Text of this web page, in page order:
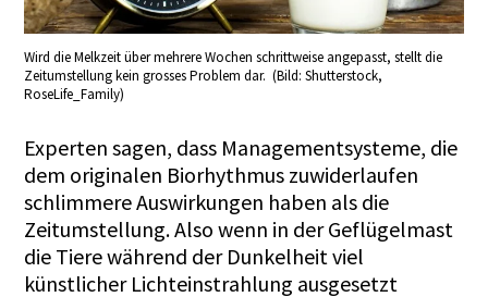
Wird die Melkzeit über mehrere Wochen schrittweise angepasst, stellt die
Zeitumstellung kein grosses Problem dar. (Bild: Shutterstock,
RoseLife_Family)
Experten sagen, dass Managementsysteme, die
dem originalen Biorhythmus zuwiderlaufen
schlimmere Auswirkungen haben als die
Zeitumstellung. Also wenn in der Geflügelmast
die Tiere während der Dunkelheit viel
künstlicher Lichteinstrahlung ausgesetzt